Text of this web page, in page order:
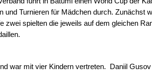
und Turnieren für Mädchen durch. Zunächst
zwei spielten die jeweils auf dem gleichen
war mit vier Kindern vertreten. Daniil